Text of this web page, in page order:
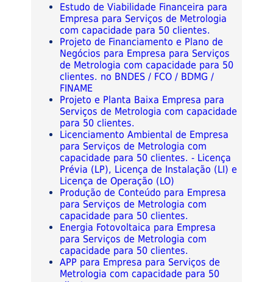
Estudo de Viabilidade Financeira para
Empresa para Serviços de Metrologia
com capacidade para 50 clientes.
Projeto de Financiamento e Plano de
Negócios para Empresa para Serviços
de Metrologia com capacidade para 50
clientes. no BNDES / FCO / BDMG /
FINAME
Projeto e Planta Baixa Empresa para
Serviços de Metrologia com capacidade
para 50 clientes.
Licenciamento Ambiental de Empresa
para Serviços de Metrologia com
capacidade para 50 clientes. - Licença
Prévia (LP), Licença de Instalação (LI) e
Licença de Operação (LO)
Produção de Conteúdo para Empresa
para Serviços de Metrologia com
capacidade para 50 clientes.
Energia Fotovoltaica para Empresa
para Serviços de Metrologia com
capacidade para 50 clientes.
APP para Empresa para Serviços de
Metrologia com capacidade para 50